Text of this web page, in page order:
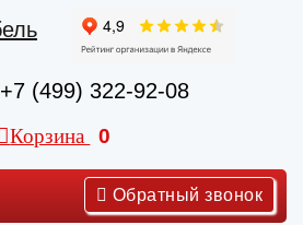
+7 (499) 322-92-08
Корзина 0
Обратный звонок